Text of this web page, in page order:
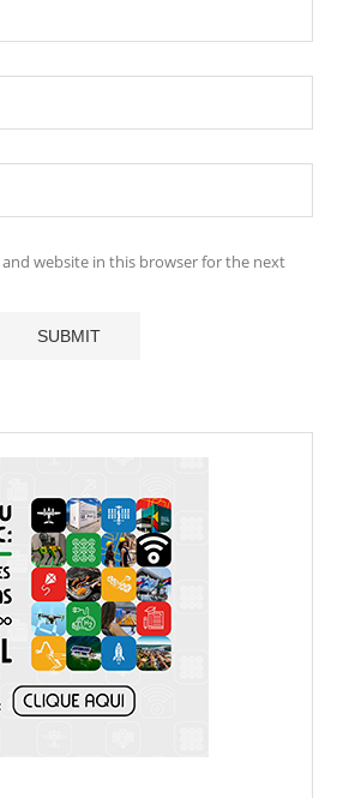
and website in this browser for the next